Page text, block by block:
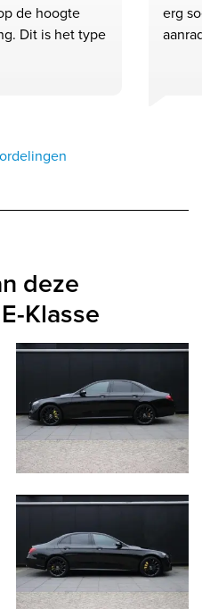
de hoogte
Dit is het type
erg
deze
Klasse